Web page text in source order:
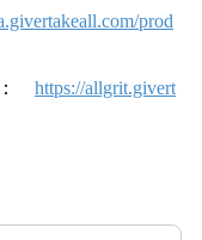
prod
： https://allgrit.givert